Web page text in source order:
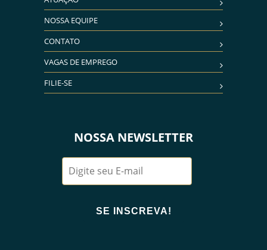
NOSSA EQUIPE
CONTATO
VAGAS DE EMPREGO
FILIE-SE
NOSSA NEWSLETTER